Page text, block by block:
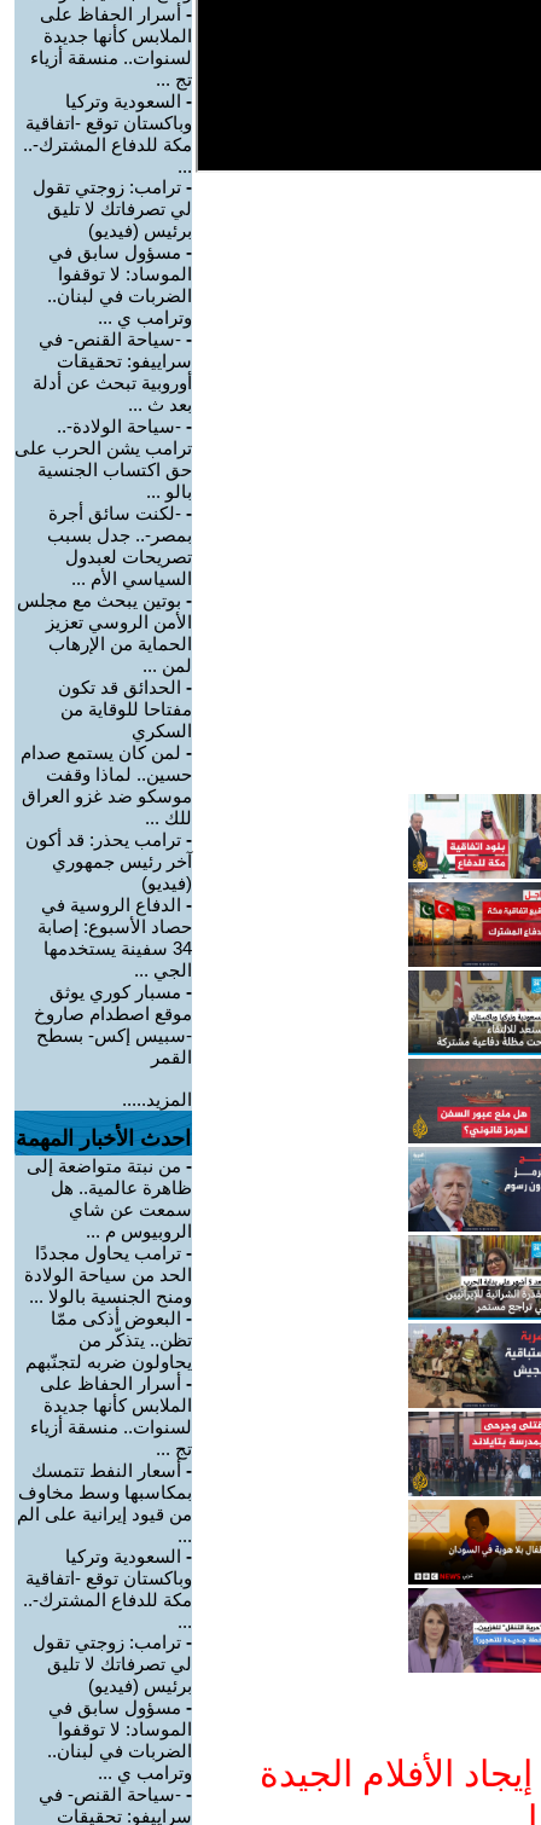
الأفلام الجيدة
- أسرار الحفاظ على
الملابس كأنها جديدة
لسنوات.. منسقة أزياء
تج ...
- السعودية وتركيا
وباكستان توقع -اتفاقية
مكة للدفاع المشترك-..
...
- ترامب: زوجتي تقول
لي تصرفاتك لا تليق
برئيس (فيديو)
- مسؤول سابق في
الموساد: لا توقفوا
الضربات في لبنان..
وترامب ي ...
- -سياحة القنص- في
سراييفو: تحقيقات
أوروبية تبحث عن أدلة
بعد ث ...
- -سياحة الولادة-..
ترامب يشن الحرب على
حق اكتساب الجنسية
بالو ...
- -لكنت سائق أجرة
بمصر-.. جدل بسبب
تصريحات لعبدول
السياسي الأم ...
- بوتين يبحث مع مجلس
الأمن الروسي تعزيز
الحماية من الإرهاب
لمن ...
- الحدائق قد تكون
مفتاحا للوقاية من
السكري
- لمن كان يستمع صدام
حسين.. لماذا وقفت
موسكو ضد غزو العراق
للك ...
- ترامب يحذر: قد أكون
آخر رئيس جمهوري
(فيديو)
- الدفاع الروسية في
حصاد الأسبوع: إصابة
34 سفينة يستخدمها
الجي ...
- مسبار كوري يوثق
موقع اصطدام صاروخ
-سبيس إكس- بسطح
القمر
المزيد.....
احدث الأخبار المهمة
- من نبتة متواضعة إلى
ظاهرة عالمية.. هل
سمعت عن شاي
الروبيوس م ...
- ترامب يحاول مجددًا
الحد من سياحة الولادة
ومنح الجنسية بالولا ...
- البعوض أذكى ممّا
تظن.. يتذكّر من
يحاولون ضربه لتجنّبهم
- أسرار الحفاظ على
الملابس كأنها جديدة
لسنوات.. منسقة أزياء
تج ...
- أسعار النفط تتمسك
بمكاسبها وسط مخاوف
من قيود إيرانية على الم
...
- السعودية وتركيا
وباكستان توقع -اتفاقية
مكة للدفاع المشترك-..
...
- ترامب: زوجتي تقول
لي تصرفاتك لا تليق
برئيس (فيديو)
- مسؤول سابق في
الموساد: لا توقفوا
الضربات في لبنان..
وترامب ي ...
- -سياحة القنص- في
سراييفو: تحقيقات